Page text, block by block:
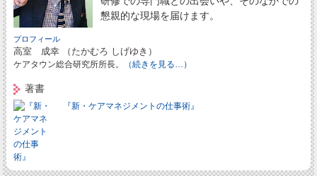
懇親的な現場を届けます。
プロフィール
高室 成幸 （たかむろ しげゆき）
ケアタウン総合研究所所長。 （続きを見る…）
著書
『新・ケアマネジメントの仕事術』